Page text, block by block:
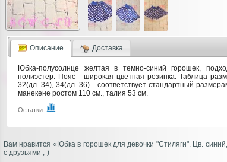
Описание Доставка
Юбка-полусолнце желтая в темно-синий горошек,
полиэстер. Пояс - широкая цветная резинка. Таблица
32(дл. 34), 34(дл. 36) - соответствует стандартный
манекене ростом 110 см., талия 53 см.
Остатки:
Вам нравится «Юбка в горошек для девочки "Стиляги". Цв.
с друзьями ;-)